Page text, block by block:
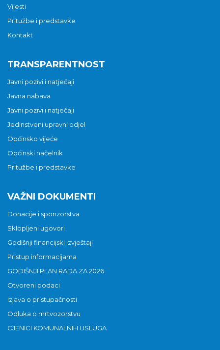
Vijesti
Pritužbe i predstavke
Kontakt
TRANSPARENTNOST
Javni pozivi i natječaji
Javna nabava
Javni pozivi i natječaji
Jedinstveni upravni odjel
Općinsko vijeće
Općinski načelnik
Pritužbe i predstavke
VAŽNI DOKUMENTI
Donacije i sponzorstva
Sklopljeni ugovori
Godišnji financijski izvještaji
Pristup informacijama
GODIŠNJI PLAN RADA ZA 2026
Otvoreni podaci
Izjava o pristupačnosti
Odluka o mrtvozorstvu
CJENICI KOMUNALNIH USLUGA